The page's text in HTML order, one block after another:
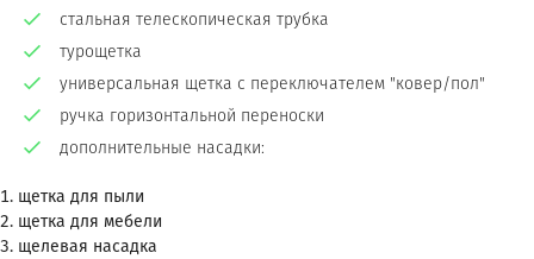
стальная телескопическая трубка
турощетка
универсальная щетка с переключателем "ковер/пол"
ручка горизонтальной переноски
дополнительные насадки:
щетка для пыли
щетка для мебели
щелевая насадка